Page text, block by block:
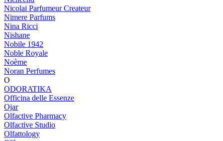
Nicolai Parfumeur Createur
Nimere Parfums
Nina Ricci
Nishane
Nobile 1942
Noble Royale
Noème
Noran Perfumes
O
ODORATIKA
Officina delle Essenze
Ojar
Olfactive Pharmacy
Olfactive Studio
Olfattology